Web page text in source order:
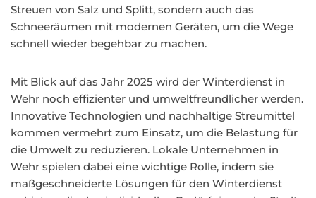
Streuen von Salz und Splitt, sondern auch das
Schneeräumen mit modernen Geräten, um die Wege
schnell wieder begehbar zu machen.
Mit Blick auf das Jahr 2025 wird der Winterdienst in
Wehr noch effizienter und umweltfreundlicher werden.
Innovative Technologien und nachhaltige Streumittel
kommen vermehrt zum Einsatz, um die Belastung für
die Umwelt zu reduzieren. Lokale Unternehmen in
Wehr spielen dabei eine wichtige Rolle, indem sie
maßgeschneiderte Lösungen für den Winterdienst